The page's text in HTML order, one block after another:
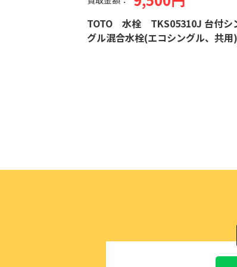
TOTO 水栓 TKS05310J 台付シン
グル混合水栓(エコシングル、共用)